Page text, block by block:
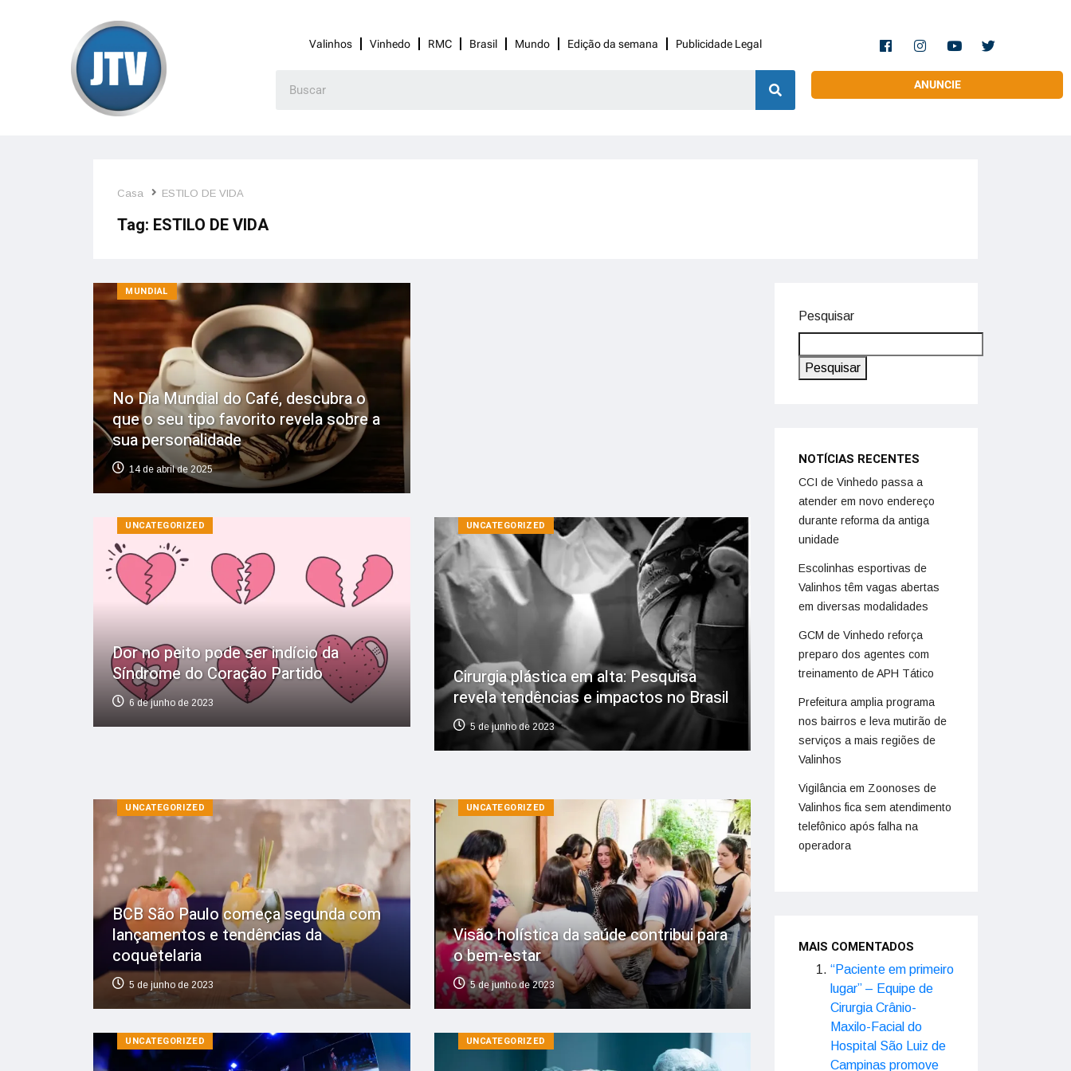
Valinhos Vinhedo RMC Brasil Mundo Edição da semana Publicidade Legal
ANUNCIE
Casa ESTILO DE VIDA
Tag: ESTILO DE VIDA
MUNDIAL
No Dia Mundial do Café, descubra o
que o seu tipo favorito revela sobre a
sua personalidade
14 de abril de 2025
UNCATEGORIZED
Dor no peito pode ser indício da
Síndrome do Coração Partido
6 de junho de 2023
UNCATEGORIZED
Cirurgia plástica em alta: Pesquisa
revela tendências e impactos no Brasil
5 de junho de 2023
UNCATEGORIZED
BCB São Paulo começa segunda com
lançamentos e tendências da
coquetelaria
5 de junho de 2023
UNCATEGORIZED
Visão holística da saúde contribui para
o bem-estar
5 de junho de 2023
UNCATEGORIZED UNCATEGORIZED
Pesquisar
Pesquisar
NOTÍCIAS RECENTES
CCI de Vinhedo passa a
atender em novo endereço
durante reforma da antiga
unidade
Escolinhas esportivas de
Valinhos têm vagas abertas
em diversas modalidades
GCM de Vinhedo reforça
preparo dos agentes com
treinamento de APH Tático
Prefeitura amplia programa
nos bairros e leva mutirão de
serviços a mais regiões de
Valinhos
Vigilância em Zoonoses de
Valinhos fica sem atendimento
telefônico após falha na
operadora
MAIS COMENTADOS
“Paciente em primeiro
lugar” – Equipe de
Cirurgia Crânio-
Maxilo-Facial do
Hospital São Luiz de
Campinas promove